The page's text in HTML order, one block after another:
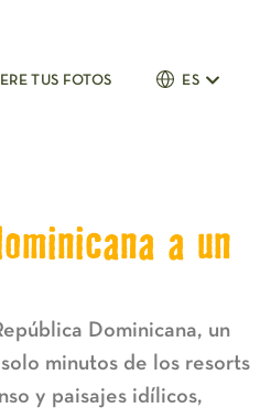
TUS FOTOS ES
a un
Dominicana, un
minutos de los resorts
y paisajes idílicos,